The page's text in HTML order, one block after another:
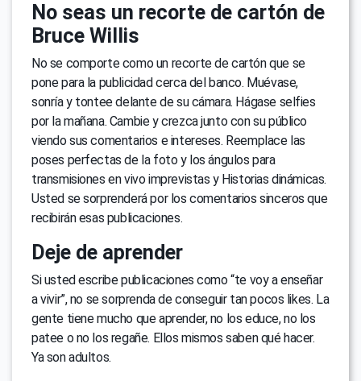
No seas un recorte de cartón de
Bruce Willis
No se comporte como un recorte de cartón que se
pone para la publicidad cerca del banco. Muévase,
sonría y tontee delante de su cámara. Hágase selfies
por la mañana. Cambie y crezca junto con su público
viendo sus comentarios e intereses. Reemplace las
poses perfectas de la foto y los ángulos para
transmisiones en vivo imprevistas y Historias dinámicas.
Usted se sorprenderá por los comentarios sinceros que
recibirán esas publicaciones.
Deje de aprender
Si usted escribe publicaciones como “te voy a enseñar
a vivir”, no se sorprenda de conseguir tan pocos likes. La
gente tiene mucho que aprender, no los educe, no los
patee o no los regañe. Ellos mismos saben qué hacer.
Ya son adultos.